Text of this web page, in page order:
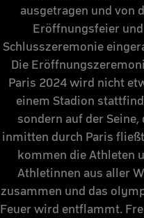
ausgetragen und von
Eröffnungsfeier und
Schlusszeremonie
Die
Paris 2024 wird nicht
einem Stadion
sondern auf der Seine,
inmitten durch Paris
kommen die Athleten
Athletinnen aus aller
zusammen und das
Feuer wird entflammt.